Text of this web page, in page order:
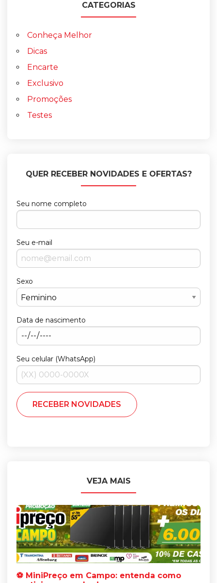
CATEGORIAS
Conheça Melhor
Dicas
Encarte
Exclusivo
Promoções
Testes
QUER RECEBER NOVIDADES E OFERTAS?
Seu nome completo
Seu e-mail
Sexo
Data de nascimento
Seu celular (WhatsApp)
VEJA MAIS
⚽ MiniPreço em Campo: entenda como